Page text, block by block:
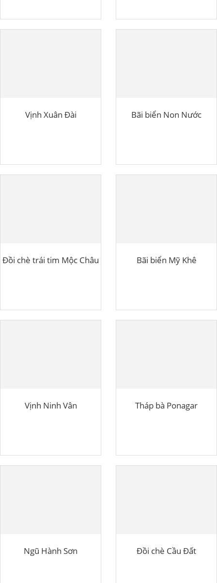
Vịnh Xuân Đài Bãi biển Non Nước
Đồi chè trái tim Mộc Châu Bãi biển Mỹ Khê
Vịnh Ninh Vân Tháp bà Ponagar
Ngũ Hành Sơn Đồi chè Cầu Đất